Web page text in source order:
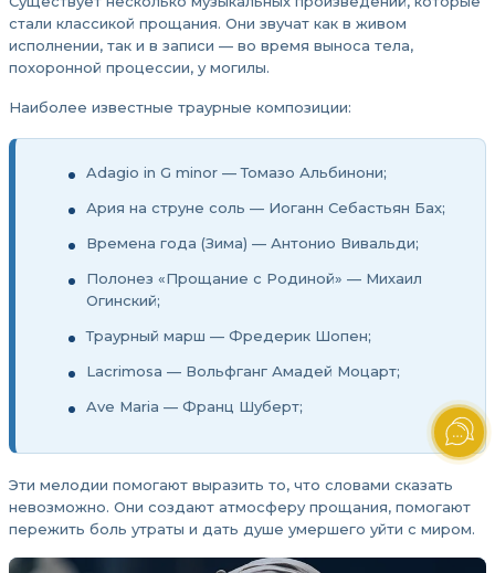
стали классикой прощания. Они звучат как в живом
исполнении, так и в записи — во время выноса тела,
похоронной процессии, у могилы.
Наиболее известные траурные композиции:
Adagio in G minor — Томазо Альбинони;
Ария на струне соль — Иоганн Себастьян Бах;
Времена года (Зима) — Антонио Вивальди;
Полонез «Прощание с Родиной» — Михаил
Огинский;
Траурный марш — Фредерик Шопен;
Lacrimosa — Вольфганг Амадей Моцарт;
Ave Maria — Франц Шуберт;
Эти мелодии помогают выразить то, что словами сказать
невозможно. Они создают атмосферу прощания, помогают
пережить боль утраты и дать душе умершего уйти с миром.